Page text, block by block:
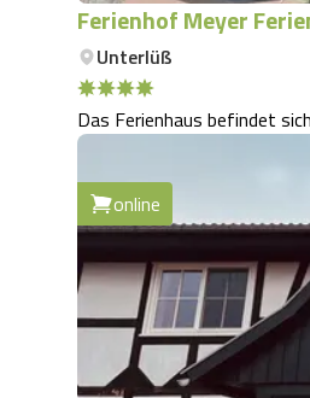
Ferienhof Meyer
Unterlüß
Das Ferienhaus befindet
online